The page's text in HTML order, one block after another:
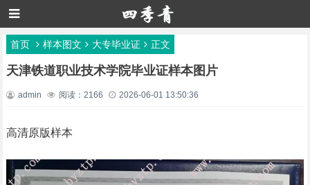
首页 样本图文 大专毕业证 正文
天津铁道职业技术学院毕业证样本图片
admin 阅读：2166 2026-06-01 13:50:36
高清原版样本